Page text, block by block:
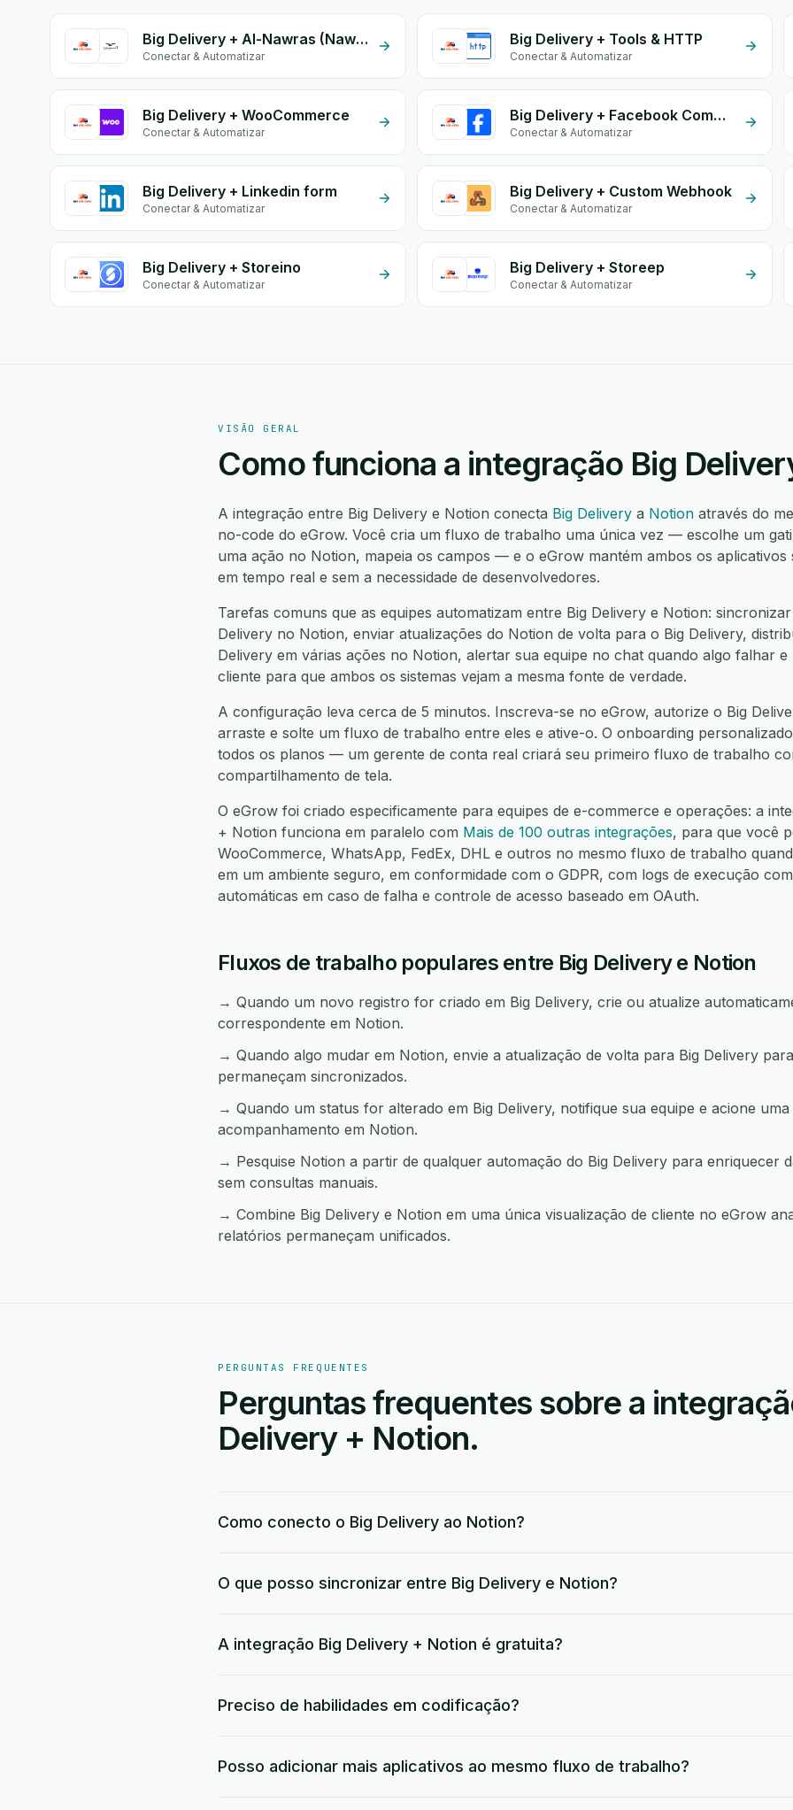
Big Delivery + Al-Nawras (Nawris)
Conectar & Automatizar
Big Delivery + Tools & HTTP
Conectar & Automatizar
Big Delivery + WooCommerce
Conectar & Automatizar
Big Delivery + Facebook Comments
Conectar & Automatizar
Big Delivery + Linkedin form
Conectar & Automatizar
Big Delivery + Custom Webhook
Conectar & Automatizar
Big Delivery + Storeino
Conectar & Automatizar
Big Delivery + Storeep
Conectar & Automatizar
VISÃO GERAL
Como funciona a integração Big
A integração entre Big Delivery e Notion conecta Big Delivery a Notion através do
no-code do eGrow. Você cria um fluxo de trabalho uma única vez — escolhe um
uma ação no Notion, mapeia os campos — e o eGrow mantém ambos os
em tempo real e sem a necessidade de desenvolvedores.
Tarefas comuns que as equipes automatizam entre Big Delivery e Notion:
Delivery no Notion, enviar atualizações do Notion de volta para o Big Delivery,
Delivery em várias ações no Notion, alertar sua equipe no chat quando algo falhar e
cliente para que ambos os sistemas vejam a mesma fonte de verdade.
A configuração leva cerca de 5 minutos. Inscreva-se no eGrow, autorize o Big
arraste e solte um fluxo de trabalho entre eles e ative-o. O onboarding
todos os planos — um gerente de conta real criará seu primeiro fluxo de trabalho
compartilhamento de tela.
O eGrow foi criado especificamente para equipes de e-commerce e operações: a
+ Notion funciona em paralelo com Mais de 100 outras integrações, para que você
WooCommerce, WhatsApp, FedEx, DHL e outros no mesmo fluxo de trabalho
em um ambiente seguro, em conformidade com o GDPR, com logs de execução
automáticas em caso de falha e controle de acesso baseado em OAuth.
Fluxos de trabalho populares entre Big Delivery e Notion
→ Quando um novo registro for criado em Big Delivery, crie ou atualize
correspondente em Notion.
→ Quando algo mudar em Notion, envie a atualização de volta para Big Delivery
permaneçam sincronizados.
→ Quando um status for alterado em Big Delivery, notifique sua equipe e acione uma
acompanhamento em Notion.
→ Pesquise Notion a partir de qualquer automação do Big Delivery para enriquecer
sem consultas manuais.
→ Combine Big Delivery e Notion em uma única visualização de cliente no eGrow
relatórios permaneçam unificados.
PERGUNTAS FREQUENTES
Perguntas frequentes sobre a
Delivery + Notion.
Como conecto o Big Delivery ao Notion?
O que posso sincronizar entre Big Delivery e Notion?
A integração Big Delivery + Notion é gratuita?
Preciso de habilidades em codificação?
Posso adicionar mais aplicativos ao mesmo fluxo de trabalho?